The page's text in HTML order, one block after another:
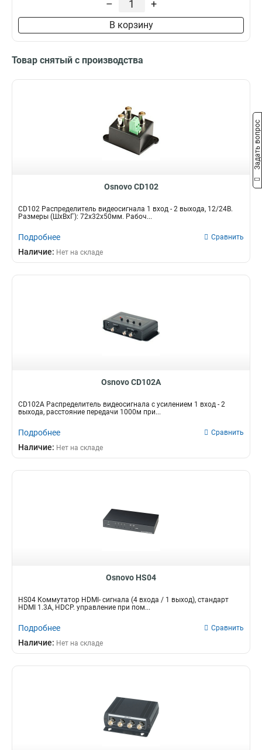
– +
В корзину
Товар снятый с производства
Osnovo CD102
CD102 Распределитель видеосигнала 1 вход - 2 выхода, 12/24В.
Размеры (ШxВxГ): 72x32x50мм. Рабоч...
Подробнее Сравнить
Наличие: Нет на складе
Osnovo CD102A
CD102A Распределитель видеосигнала с усилением 1 вход - 2
выхода, расстояние передачи 1000м при...
Подробнее Сравнить
Наличие: Нет на складе
Osnovo HS04
HS04 Коммутатор HDMI- сигнала (4 входа / 1 выход), стандарт
HDMI 1.3A, HDCP. управление при пом...
Подробнее Сравнить
Наличие: Нет на складе
Задать вопрос